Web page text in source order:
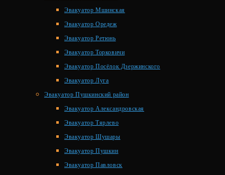
Эвакуатор Мшинская
Эвакуатор Оредеж
Эвакуатор Ретюнь
Эвакуатор Торковичи
Эвакуатор Посёлок Дзержинского
Эвакуатор Луга
Эвакуатор Пушкинский район
Эвакуатор Александровская
Эвакуатор Тярлево
Эвакуатор Шушары
Эвакуатор Пушкин
Эвакуатор Павловск